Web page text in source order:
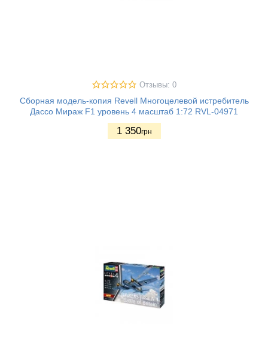
Отзывы: 0
Сборная модель-копия Revell Многоцелевой истребитель
Дассо Мираж F1 уровень 4 масштаб 1:72 RVL-04971
1 350грн